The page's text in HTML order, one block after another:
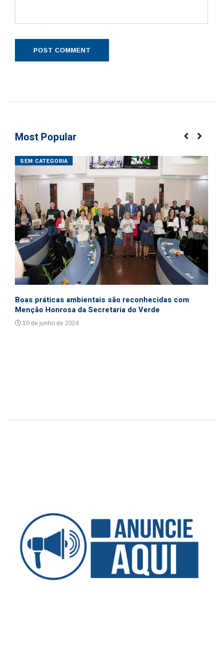
Most Popular
SEM CATEGORIA
Boas práticas ambientais são reconhecidas com
Menção Honrosa da Secretaria do Verde
10 de junho de 2024